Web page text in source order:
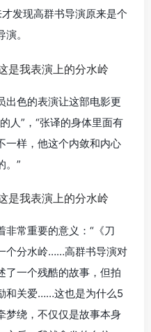
才发现高群书导演原来是个
。
出色的表演让这部电影更
人”，“张译的身体里面有
一样，他这个内敛和内心
。”
非常重要的意义：“《刀
个分水岭……高群书导演对
了一个残酷的故事，但拍
和关爱……这也是为什么5
梦绕，不仅仅是故事本身